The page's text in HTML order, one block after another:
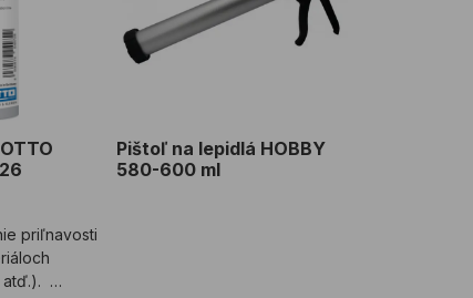
priľnavosti
Pištoľ na lepidlá HOBBY
580-600 ml